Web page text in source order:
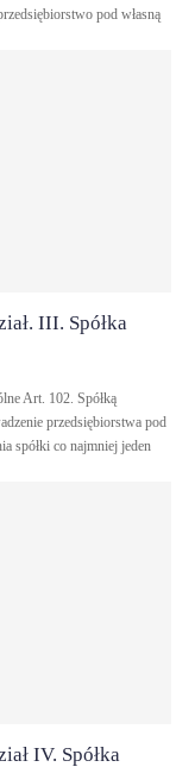
pod własną
III. Spółka
przedsiębiorstwa pod
spółki co najmniej jeden
IV. Spółka